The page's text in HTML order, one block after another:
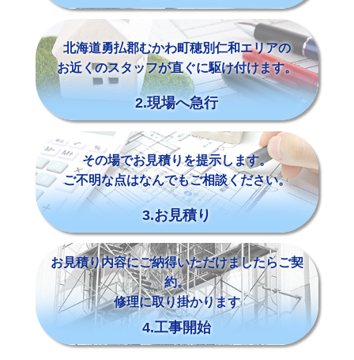
北海道勇払郡むかわ町穂別仁和エリアの
お近くのスタッフが直ぐに駆け付けます。
2.現場へ急行
その場でお見積りを提示します。
ご不明な点はなんでもご相談ください。
3.お見積り
お見積り内容にご納得いただけましたらご契
約。
修理に取り掛かります
4.工事開始